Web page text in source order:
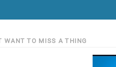
WANT TO MISS A THING